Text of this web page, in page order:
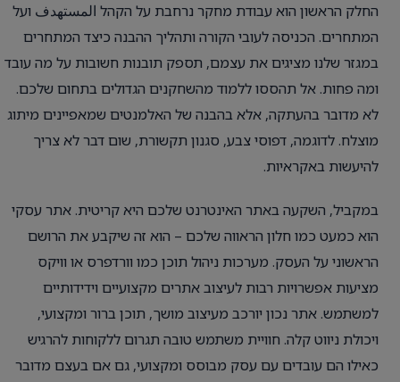
החלק הראשון הוא עבודת מחקר נרחבת על הקהל المستهدف ועל
המתחרים. הכניסה לעובי הקורה ותהליך ההבנה כיצד המתחרים
במגזר שלנו מציגים את עצמם, תספק תובנות חשובות על מה עובד
ומה פחות. אל תהססו ללמוד מהשחקנים הגדולים בתחום שלכם.
לא מדובר בהעתקה, אלא בהבנה של האלמנטים שמאפיינים מיתוג
מוצלח. לדוגמה, דפוסי צבע, סגנון תקשורת, שום דבר לא צריך
להיעשות באקראיות.
במקביל, השקעה באתר האינטרנט שלכם היא קריטית. אתר עסקי
הוא כמעט כמו חלון הראווה שלכם – הוא זה שיקבע את הרושם
הראשוני על העסק. מערכות ניהול תוכן כמו וורדפרס או וויקס
מציעות אפשרויות רבות לעיצוב אתרים מקצועיים וידידותיים
למשתמש. אתר נכון יורכב מעיצוב מושך, תוכן ברור ומקצועי,
ויכולת ניווט קלה. חוויית משתמש טובה תגרום ללקוחות להרגיש
כאילו הם עובדים עם עסק מבוסס ומקצועי, גם אם בעצם מדובר